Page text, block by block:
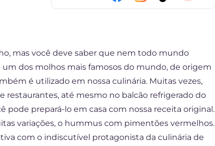
mas você deve saber que nem todo mundo
um dos molhos mais famosos do mundo, de origem
é utilizado em nossa culinária. Muitas vezes,
restaurantes, até mesmo no balcão refrigerado do
pode prepará-lo em casa com nossa receita original.
variações, o hummus com pimentões vermelhos.
com o indiscutível protagonista da culinária de